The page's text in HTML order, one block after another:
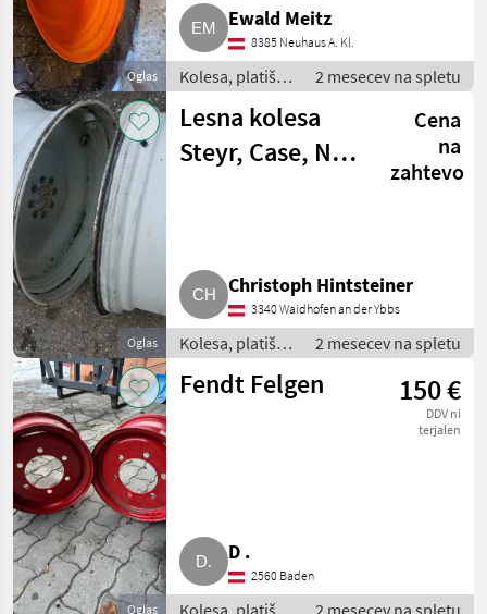
Oglas
Ewald Meitz
8385 Neuhaus A. Kl.
Kolesa, platišča
in pnevmatike /
Druga kolesa,
platišča in
pnevmatike
2 mesecev na spletu
Oglas
Lesna kolesa
Steyr, Case, New
Cena
na
zahtevo
Christoph Hintsteiner
3340 Waidhofen an der Ybbs
Kolesa, platišča
in pnevmatike /
Druga kolesa,
2 mesecev na spletu
Oglas
Fendt Felgen 150 €
DDV ni
terjalen
D .
2560 Baden
Kolesa, platišča
2 mesecev na spletu